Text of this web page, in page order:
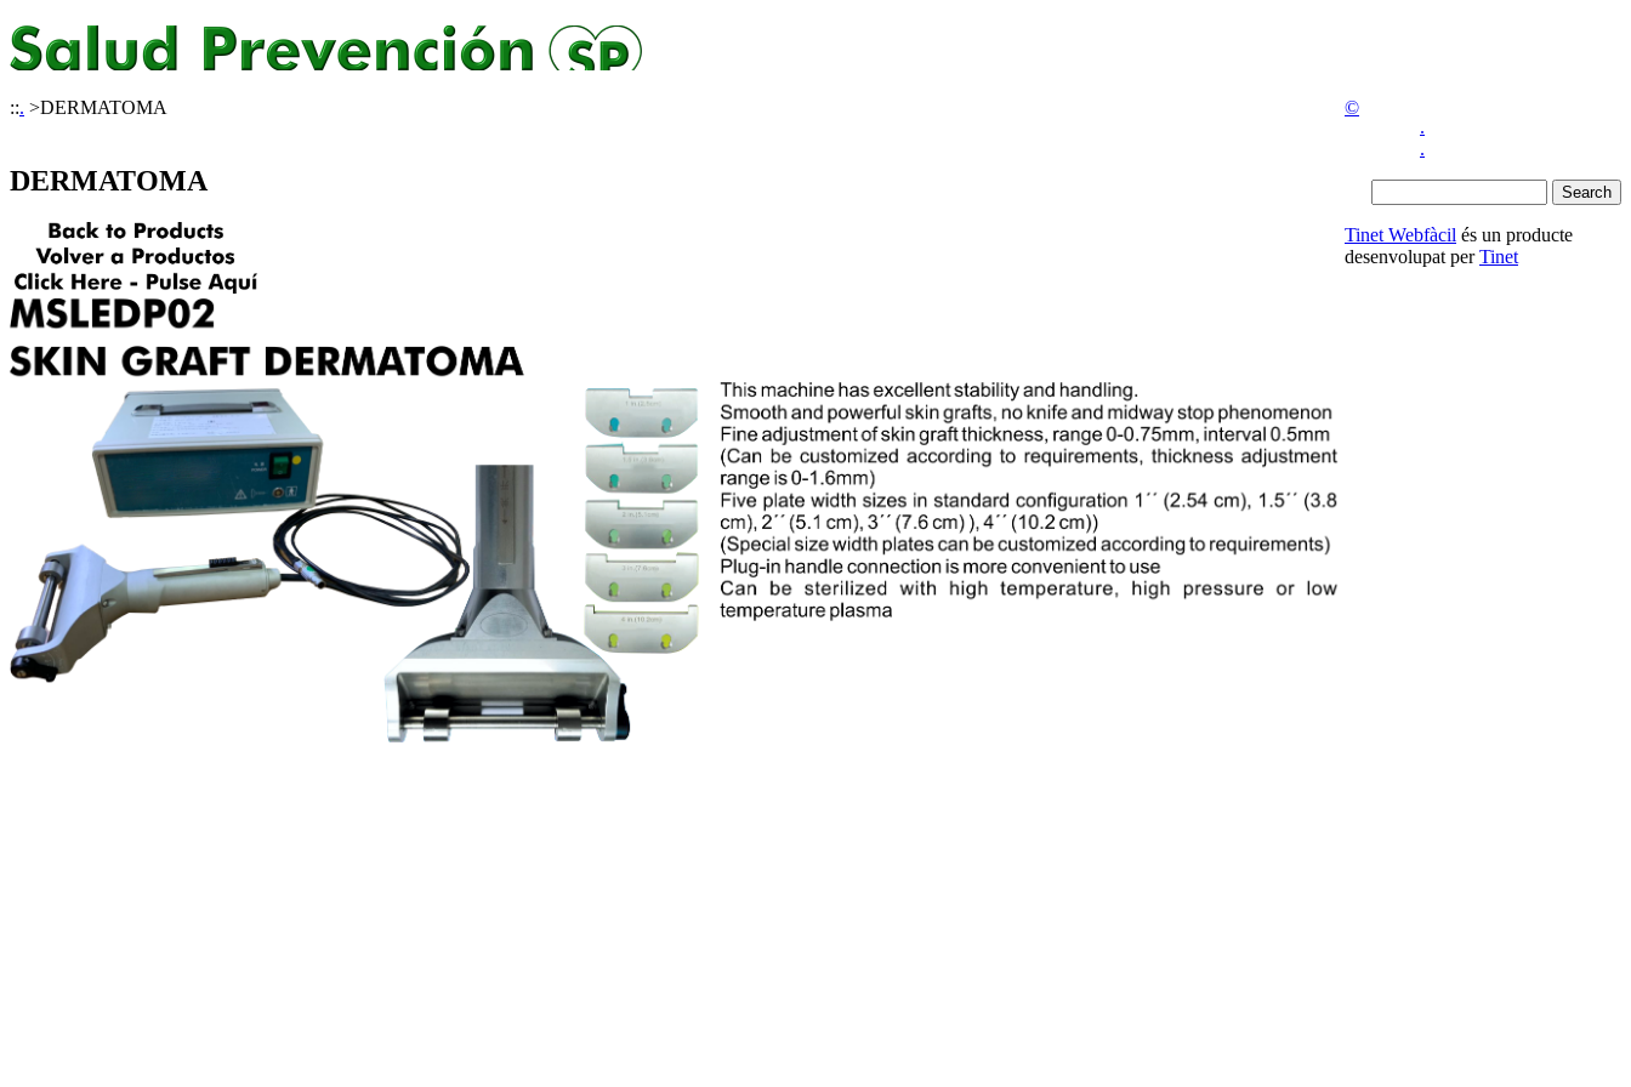
.
.
::. >DERMATOMA
DERMATOMA
©
Tinet Webfàcil és un producte
desenvolupat perTinet